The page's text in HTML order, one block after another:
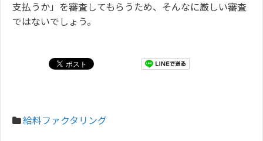
支払うか」を審査してもらうため、そんなに厳しい審査
ではないでしょう。
給料ファクタリング